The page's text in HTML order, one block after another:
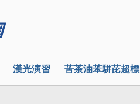
漢光演習 苦茶油苯駢芘超標